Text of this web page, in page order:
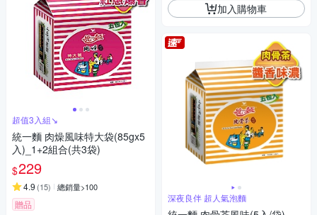
超值3入組↘︎
統一麵 肉燥風味特大袋(85gx5
入)_1+2組合(共3袋)
$229
4.9 (15) 總銷量>100
贈品
加入購物車
深夜良伴 超人氣泡麵